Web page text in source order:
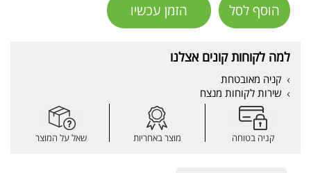
הוסף לסל הזמן עכשיו
למה לקוחות קונים אצלנו
קניה מאובטחת
שירות לקוחות מנצח
קניה בטוחה מוצר באחריות שאל על המוצר